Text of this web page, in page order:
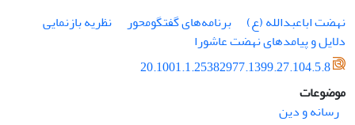
نهضت اباعبدالله (ع)
برنامه‌های گفتگو‌محور
نظریه بازنمایی
دلایل و پیامدهای نهضت عاشورا
20.1001.1.25382977.1399.27.104.5.8
موضوعات
رسانه و دین